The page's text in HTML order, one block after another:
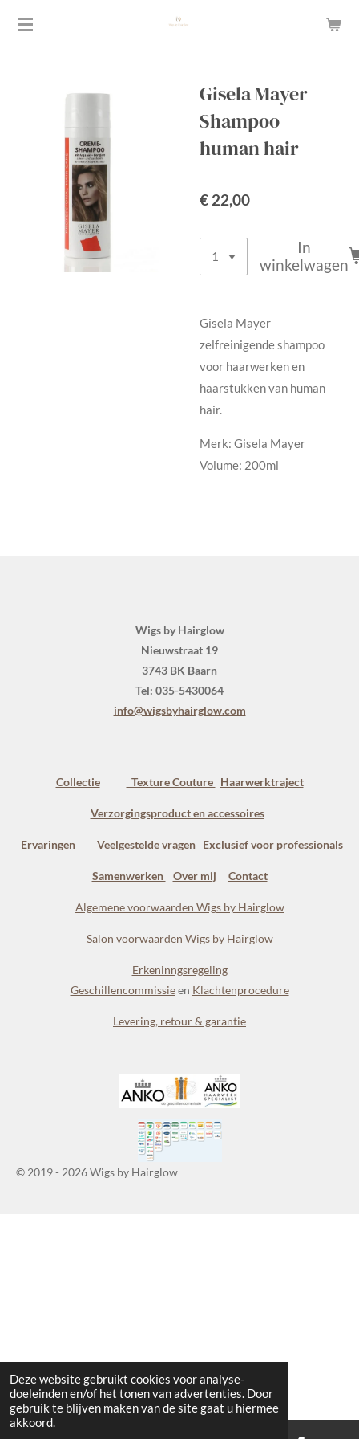
Deze website gebruikt cookies voor analyse-
doeleinden en/of het tonen van advertenties. Door
gebruik te blijven maken van de site gaat u hiermee
akkoord.
Ga
Gisela Mayer
Shampoo
human hair
€ 22,00
In
winkelwagen
Gisela Mayer
zelfreinigende shampoo
voor haarwerken en
haarstukken van human
hair.
Merk: Gisela Mayer
Volume: 200ml
Wigs by Hairglow
Nieuwstraat 19
3743 BK Baarn
Tel: 035-5430064
info@wigsbyhairglow.com
Collectie Texture Couture Haarwerktraject
Verzorgingsproduct en accessoires
Ervaringen Veelgestelde vragen Exclusief voor professionals
Samenwerken Over mij Contact
Algemene voorwaarden Wigs by Hairglow
Salon voorwaarden Wigs by Hairglow
Erkeninngsregeling
Geschillencommissieen Klachtenprocedure
Levering, retour & garantie
© 2019 - 2026 Wigs by Hairglow